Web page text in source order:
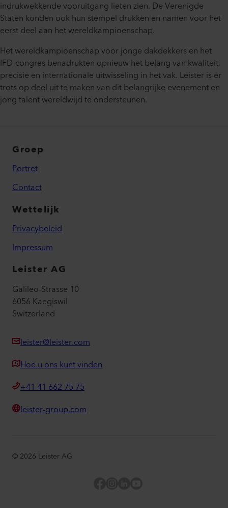
indrukwekkende vooruitgang lieten zien. De Verenigde
Staten konden ook hun stempel drukken en namen voor het
eerst deel aan het wereldkampioenschap.
Het wereldkampioenschap voor jonge dakdekkers en het
IFD-congres benadrukten opnieuw het belang van kwaliteit,
precisie en internationale uitwisseling in het vak. Leister is er
trots op deel uit te maken van dit belangrijke evenement en
jong talent wereldwijd te ondersteunen.
Groep
Portret
Contact
Wettelijk
Privacybeleid
Impressum
Leister AG
Galileo-Strasse 10
6056 Kaegiswil
Switzerland
leister@leister.com
Hoe u ons kunt vinden
+41 41 662 75 75
leister-group.com
© 2026 Leister AG